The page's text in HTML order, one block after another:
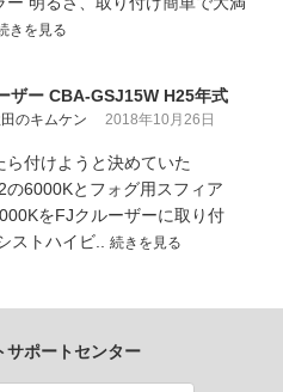
きを見る
ザー CBA-GSJ15W H25年式
のキムケン 2018年10月26日
ら付けようと決めていた
の6000Kとフォグ用スフィア
をFJクルーザーに取り付
ストハイビ.. 続きを見る
サポートセンター